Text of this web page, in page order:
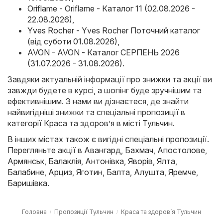
Oriflame - Oriflame - Каталог 11 (02.08.2026 -
22.08.2026)
Yves Rocher - Yves Rocher Поточний каталог
(від суботи 01.08.2026)
AVON - AVON - Каталог СЕРПЕНЬ 2026
(31.07.2026 - 31.08.2026).
Завдяки актуальній інформації про знижки та акції ви
завжди будете в курсі, а шопінг буде зручнішим та
ефективнішим. З нами ви дізнаєтеся, де знайти
найвигідніші знижки та спеціальні пропозиції в
категорії Краса та здоров’я в місті Тульчин.
В інших містах також є вигідні спеціальні пропозиції.
Перегляньте акції в Авангард Бахмач Апостолове
Армянськ Балаклія Антонівка Яворів Ялта
Балабине Арциз Яготин Балта Алушта Яремче
Баришівка.
Головна Пропозиції Тульчин Краса та здоров’я Тульчин